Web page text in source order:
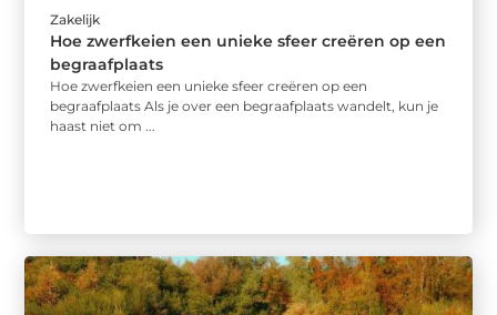
Zakelijk
Hoe zwerfkeien een unieke sfeer creëren op een
begraafplaats
Hoe zwerfkeien een unieke sfeer creëren op een
begraafplaats Als je over een begraafplaats wandelt, kun je
haast niet om ...